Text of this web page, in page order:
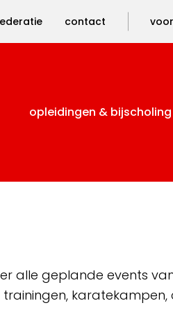
contact
opleidingen & bijscholing
alle geplande events
karatekampen,